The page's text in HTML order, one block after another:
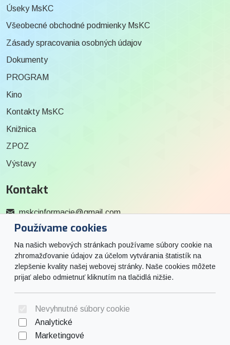
Používame cookies
Na našich webových stránkach používame súbory cookie na
zhromažďovanie údajov za účelom vytvárania štatistík na
zlepšenie kvality našej webovej stránky. Naše cookies môžete
prijať alebo odmietnuť kliknutím na tlačidlá nižšie.
Nevyhnutné súbory cookie
Analytické
Marketingové
Úseky MsKC
Všeobecné obchodné podmienky MsKC
Zásady spracovania osobných údajov
Dokumenty
PROGRAM
Kino
Kontakty MsKC
Knižnica
ZPOZ
Výstavy
Kontakt
mskcinformacie@gmail.com
0915 727 244
Social
Facebook